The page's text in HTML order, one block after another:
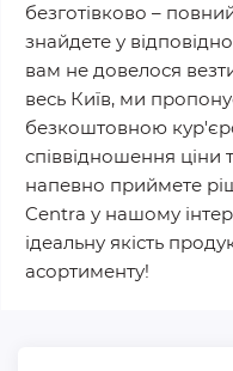
безготівково –
знайдете у
вам не довелося
весь Київ, ми
безкоштовною
співвідношення ціни
напевно приймете
Centra у нашому
ідеальну якість
асортименту!